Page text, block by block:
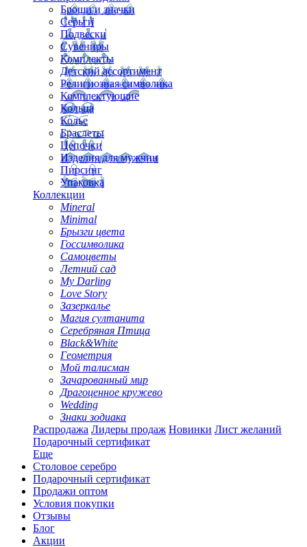
Броши и значки
Серьги
Подвески
Сувениры
Комплекты
Детский ассортимент
Религиозная символика
Комплектующие
Кольца
Колье
Браслеты
Цепочки
Изделия для мужчин
Пирсинг
Упаковка
Коллекции
Mineral
Minimal
Брызги цвета
Госсимволика
Самоцветы
Летний сад
My Darling
Love Story
Зазеркалье
Магия султанита
Серебряная Птица
Black&White
Геометрия
Мой талисман
Зачарованный мир
Драгоценное кружево
Wedding
Знаки зодиака
Распродажа Лидеры продаж Новинки Лист желаний
Подарочный сертификат
Еще
Столовое серебро
Подарочный сертификат
Продажи оптом
Условия покупки
Отзывы
Блог
Акции